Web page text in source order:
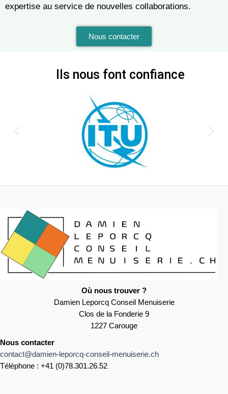
expertise au service de nouvelles collaborations.
Nous contacter
Ils nous font confiance
Où nous trouver ?
Damien Leporcq Conseil Menuiserie
Clos de la Fonderie 9
1227 Carouge
Nous contacter
contact@damien-leporcq-conseil-menuiserie.ch
Téléphone : +41 (0)78.301.26.52